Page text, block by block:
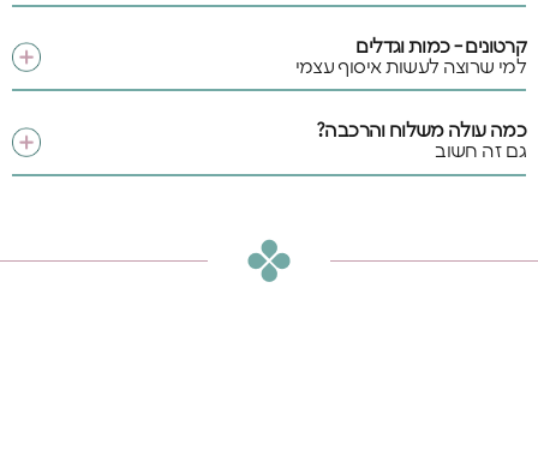
קרטונים - כמות וגדלים
למי שרוצה לעשות איסוף עצמי
כמה עולה משלוח והרכבה?
גם זה חשוב